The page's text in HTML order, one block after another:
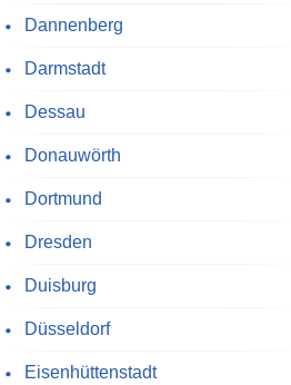
Dannenberg
Darmstadt
Dessau
Donauwörth
Dortmund
Dresden
Duisburg
Düsseldorf
Eisenhüttenstadt